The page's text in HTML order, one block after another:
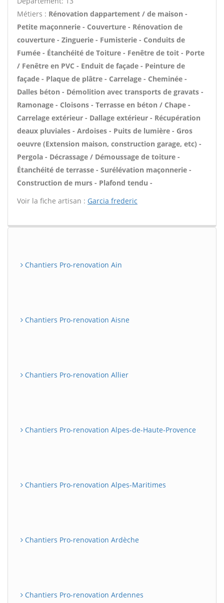
Métiers : Rénovation dappartement / de maison -
Petite maçonnerie - Couverture - Rénovation de
couverture - Zinguerie - Fumisterie - Conduits de
Fumée - Étanchéité de Toiture - Fenêtre de toit - Porte
/ Fenêtre en PVC - Enduit de façade - Peinture de
façade - Plaque de plâtre - Carrelage - Cheminée -
Dalles béton - Démolition avec transports de gravats -
Ramonage - Cloisons - Terrasse en béton / Chape -
Carrelage extérieur - Dallage extérieur - Récupération
deaux pluviales - Ardoises - Puits de lumière - Gros
oeuvre (Extension maison, construction garage, etc) -
Pergola - Décrassage / Démoussage de toiture -
Étanchéité de terrasse - Surélévation maçonnerie -
Construction de murs - Plafond tendu -
Voir la fiche artisan : Garcia frederic
Chantiers Pro-renovation Ain
Chantiers Pro-renovation Aisne
Chantiers Pro-renovation Allier
Chantiers Pro-renovation Alpes-de-Haute-Provence
Chantiers Pro-renovation Alpes-Maritimes
Chantiers Pro-renovation Ardèche
Chantiers Pro-renovation Ardennes